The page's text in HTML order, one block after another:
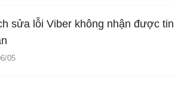
sửa lỗi Viber không nhận được tin
05